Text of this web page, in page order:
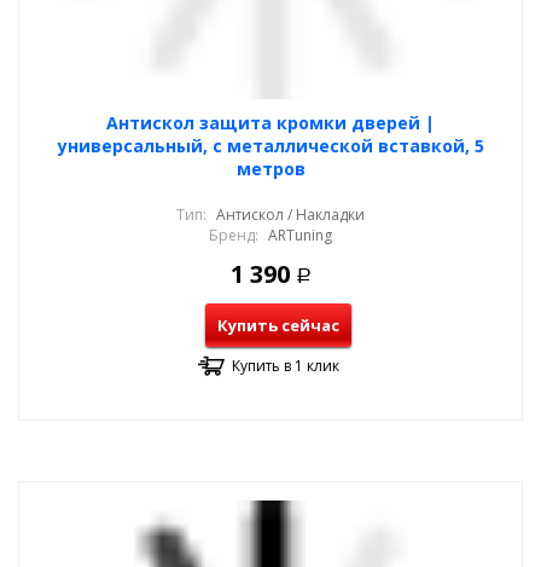
Антискол защита кромки дверей |
универсальный, с металлической вставкой, 5
метров
Тип: Антискол / Накладки
Бренд: ARTuning
1 390 Р
Купить сейчас
Купить в 1 клик